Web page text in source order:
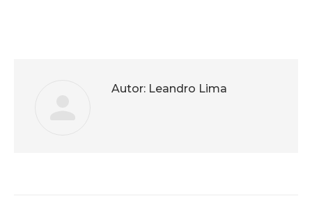
Autor: Leandro Lima